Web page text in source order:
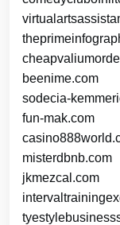
beenime.com
sodecia-
fun-mak.com
misterdbnb.com
jkmezcal.com